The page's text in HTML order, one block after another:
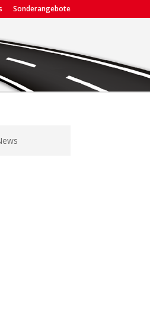
Sonderangebote